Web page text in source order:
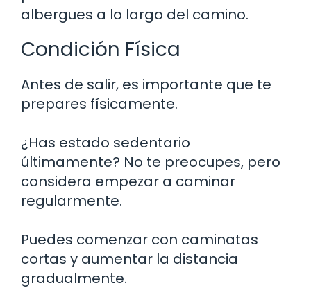
albergues a lo largo del camino.
Condición Física
Antes de salir, es importante que te
prepares físicamente.
¿Has estado sedentario
últimamente? No te preocupes, pero
considera empezar a caminar
regularmente.
Puedes comenzar con caminatas
cortas y aumentar la distancia
gradualmente.